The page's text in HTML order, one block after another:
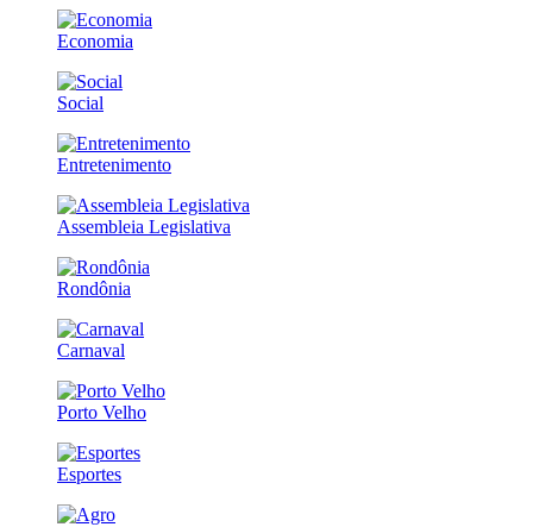
Economia
Social
Entretenimento
Assembleia Legislativa
Rondônia
Carnaval
Porto Velho
Esportes